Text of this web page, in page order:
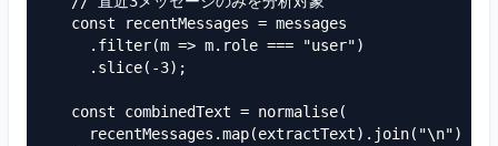
  const recentMessages = messages
    .filter(m => m.role === "user")
    .slice(-3);
  const combinedText = normalise(
    recentMessages.map(extractText).join("\n")